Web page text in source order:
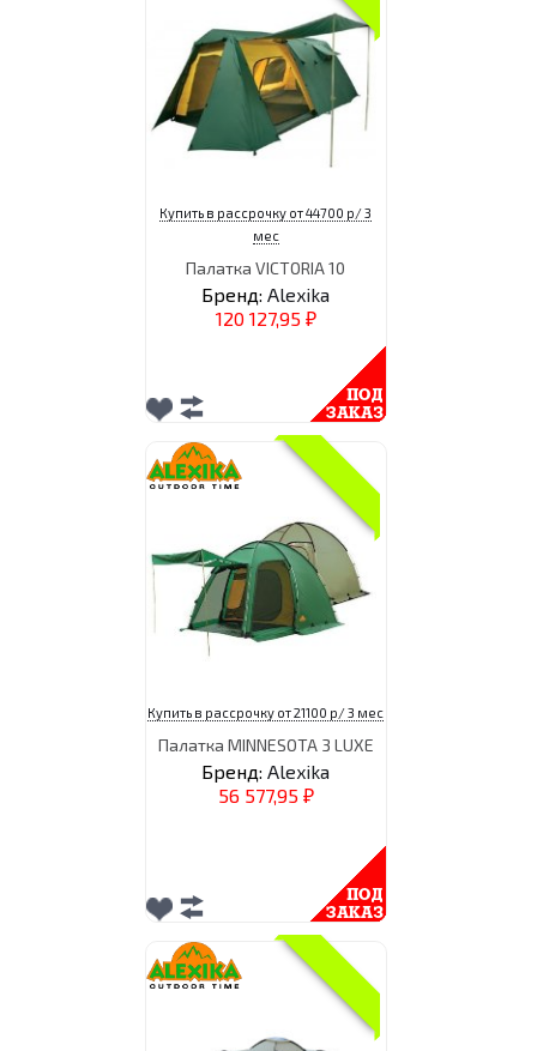
Купить в рассрочку от 44700 р/ 3
мес
Палатка VICTORIA 10
Бренд: Alexika
120 127,95 ₽
Купить в рассрочку от 21100 р/ 3 мес
Палатка MINNESOTA 3 LUXE
Бренд: Alexika
56 577,95 ₽